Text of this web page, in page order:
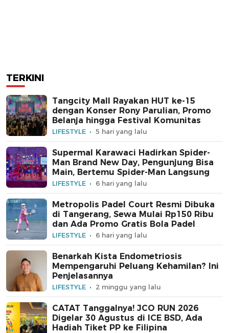
TERKINI
Tangcity Mall Rayakan HUT ke-15
dengan Konser Rony Parulian, Promo
Belanja hingga Festival Komunitas
LIFESTYLE 5 hari yang lalu
Supermal Karawaci Hadirkan Spider-
Man Brand New Day, Pengunjung Bisa
Main, Bertemu Spider-Man Langsung
LIFESTYLE 6 hari yang lalu
Metropolis Padel Court Resmi Dibuka
di Tangerang, Sewa Mulai Rp150 Ribu
dan Ada Promo Gratis Bola Padel
LIFESTYLE 6 hari yang lalu
Benarkah Kista Endometriosis
Mempengaruhi Peluang Kehamilan? Ini
Penjelasannya
LIFESTYLE 2 minggu yang lalu
CATAT Tanggalnya! JCO RUN 2026
Digelar 30 Agustus di ICE BSD, Ada
Hadiah Tiket PP ke Filipina